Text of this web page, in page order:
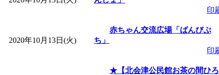
～」 受付期間：～
「みなづる号乗車体
de 健康づくり」」 受
印
2020年10月13日(火)
赤ちゃん交流広場「ばんびぷ
ち」
印
★【北会津公民館お茶の間ひろ